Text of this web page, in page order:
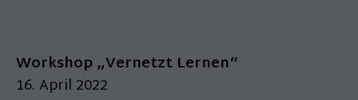
Workshop „Vernetzt Lernen“
16. April 2022